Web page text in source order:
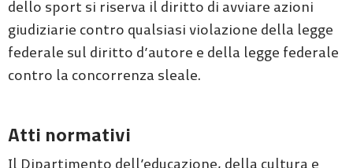
dello sport si riserva il diritto di avviare azioni
giudiziarie contro qualsiasi violazione della legge
federale sul diritto d’autore e della legge federale
contro la concorrenza sleale.
Atti normativi
Il Dipartimento dell’educazione, della cultura e